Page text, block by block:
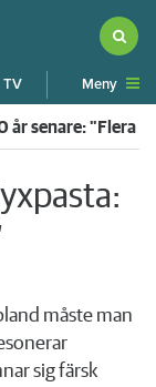
TV Meny
år senare: "Flera
måste man
sig färsk